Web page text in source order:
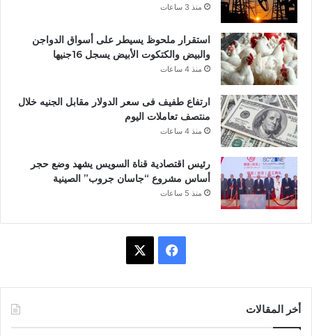
منذ 3 ساعات
استقرار ملحوظ يسيطر على أسواق الدواجن
والبيض والكتكوت الأبيض يسجل 16جنيها
منذ 4 ساعات
ارتفاع طفيف فى سعر الدولار مقابل الجنيه خلال
منتصف تعاملات اليوم
منذ 4 ساعات
رئيس اقتصادية قناة السويس يشهد وضع حجر
أساس مشروع “جاسان جروب” الصينية
منذ 5 ساعات
أخر المقالات